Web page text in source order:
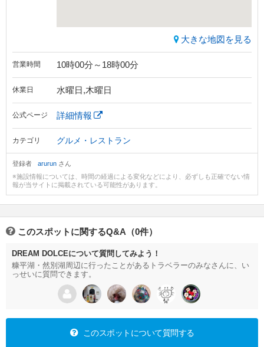
大きな地図を見る
営業時間 10時00分～18時00分
休業日 水曜日,木曜日
公式ページ 詳細情報
カテゴリ グルメ・レストラン
登録者 arurun さん
※施設情報については、時間の経過による変化などにより、必ずしも正確でない情
報が当サイトに掲載されている可能性があります。
このスポットに関するQ&A（0件）
DREAM DOLCEについて質問してみよう！
糠平湖・然別湖周辺に行ったことがあるトラベラーのみなさんに、い
っせいに質問できます。
このスポットについて質問する